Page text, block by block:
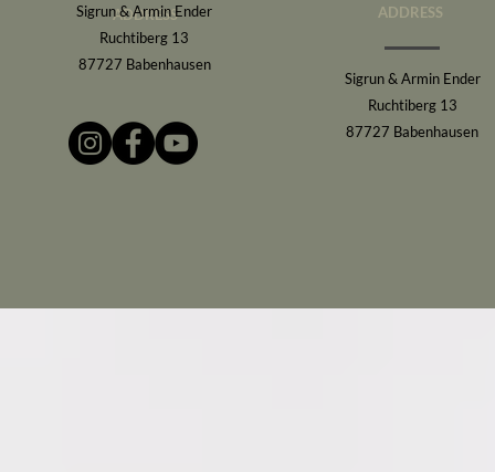
ADDRESS
Sigrun & Armin Ender
Ruchtiberg 13
87727 Babenhausen
ADDRESS
Sigrun & Armin Ender
Ruchtiberg 13
87727 Babenhausen